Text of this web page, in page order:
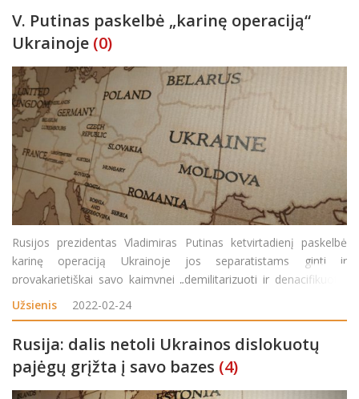
V. Putinas paskelbė „karinę operaciją“
Ukrainoje (0)
Rusijos prezidentas Vladimiras Putinas ketvirtadienį paskelbė
karinę operaciją Ukrainoje jos separatistams ginti ir
provakarietiškai savo kaimynei „demilitarizuoti ir denacifikuoti“.
„Priėmiau sprendimą dėl specialios karinės operacijos“, –
sakoma netikėtame jo
Užsienis 2022-02-24
Rusija: dalis netoli Ukrainos dislokuotų
pajėgų grįžta į savo bazes (4)